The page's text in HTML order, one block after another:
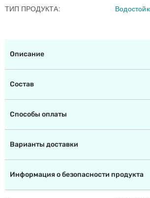
ТИП ПРОДУКТА
Описание
Состав
Способы оплаты
Варианты доставки
Информация о безопасности продукта